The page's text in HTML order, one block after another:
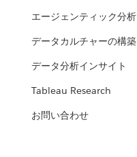
エージェンティック分析
データカルチャーの構築
データ分析インサイト
Tableau Research
お問い合わせ